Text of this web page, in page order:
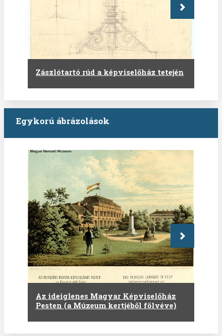
Zászlótartó rúd a képviselőház tetején
Következő
Egykorú ábrázolások
Az ideiglenes Magyar Képviselőház
Pesten (a Múzeum kertjéből fölvéve)
Következő